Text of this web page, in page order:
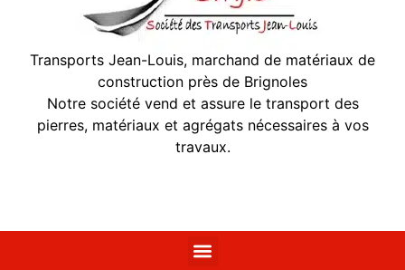
Transports Jean-Louis, marchand de matériaux de
construction près de Brignoles
Notre société vend et assure le transport des
pierres, matériaux et agrégats nécessaires à vos
travaux.